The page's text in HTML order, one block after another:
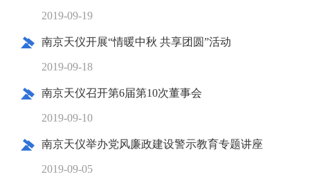
2019-09-19
南京天仪开展“情暖中秋 共享团圆”活动
2019-09-18
南京天仪召开第6届第10次董事会
2019-09-10
南京天仪举办党风廉政建设警示教育专题讲座
2019-09-05